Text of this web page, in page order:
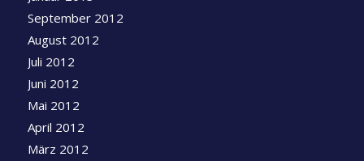
September 2012
August 2012
Juli 2012
Juni 2012
Mai 2012
April 2012
März 2012